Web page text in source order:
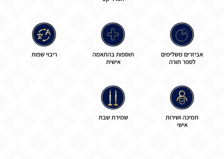
אביזרים משלימים
לספר תורה
תוספות בהתאמה
אישית
ריבוי שפות
תמיכה ושירות
אישי
שמירת שבת